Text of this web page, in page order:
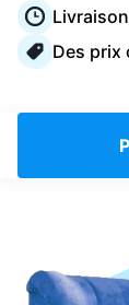
Des prix